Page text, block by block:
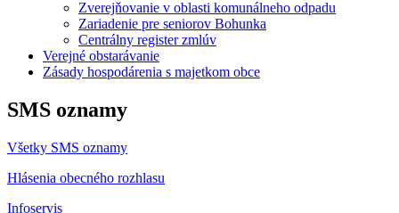
Zverejňovanie v oblasti komunálneho odpadu
Zariadenie pre seniorov Bohunka
Centrálny register zmlúv
Verejné obstarávanie
Zásady hospodárenia s majetkom obce
SMS oznamy
Všetky SMS oznamy
Hlásenia obecného rozhlasu
Infoservis